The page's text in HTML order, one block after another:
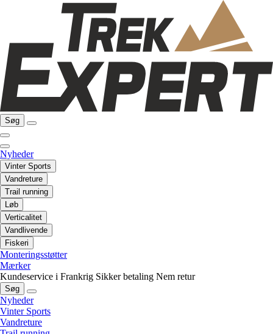
Søg
Nyheder
Vinter Sports
Vandreture
Trail running
Løb
Verticalitet
Vandlivende
Fiskeri
Monteringsstøtter
Mærker
Kundeservice i Frankrig Sikker betaling Nem retur
Søg
Nyheder
Vinter Sports
Vandreture